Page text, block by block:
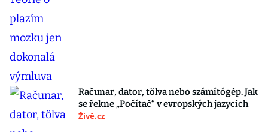
Računar, dator, tölva nebo számítógép. Jak
se řekne „Počítač“ v evropských jazycích
Živě.cz